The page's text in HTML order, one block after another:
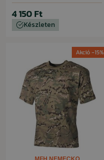
4 150 Ft
Készleten
Akció -15%